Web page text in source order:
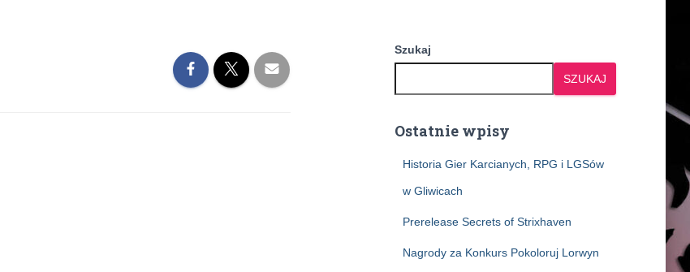
Szukaj
SZUKAJ
Ostatnie wpisy
Historia Gier Karcianych, RPG i LGSów
w Gliwicach
Prerelease Secrets of Strixhaven
Nagrody za Konkurs Pokoloruj Lorwyn